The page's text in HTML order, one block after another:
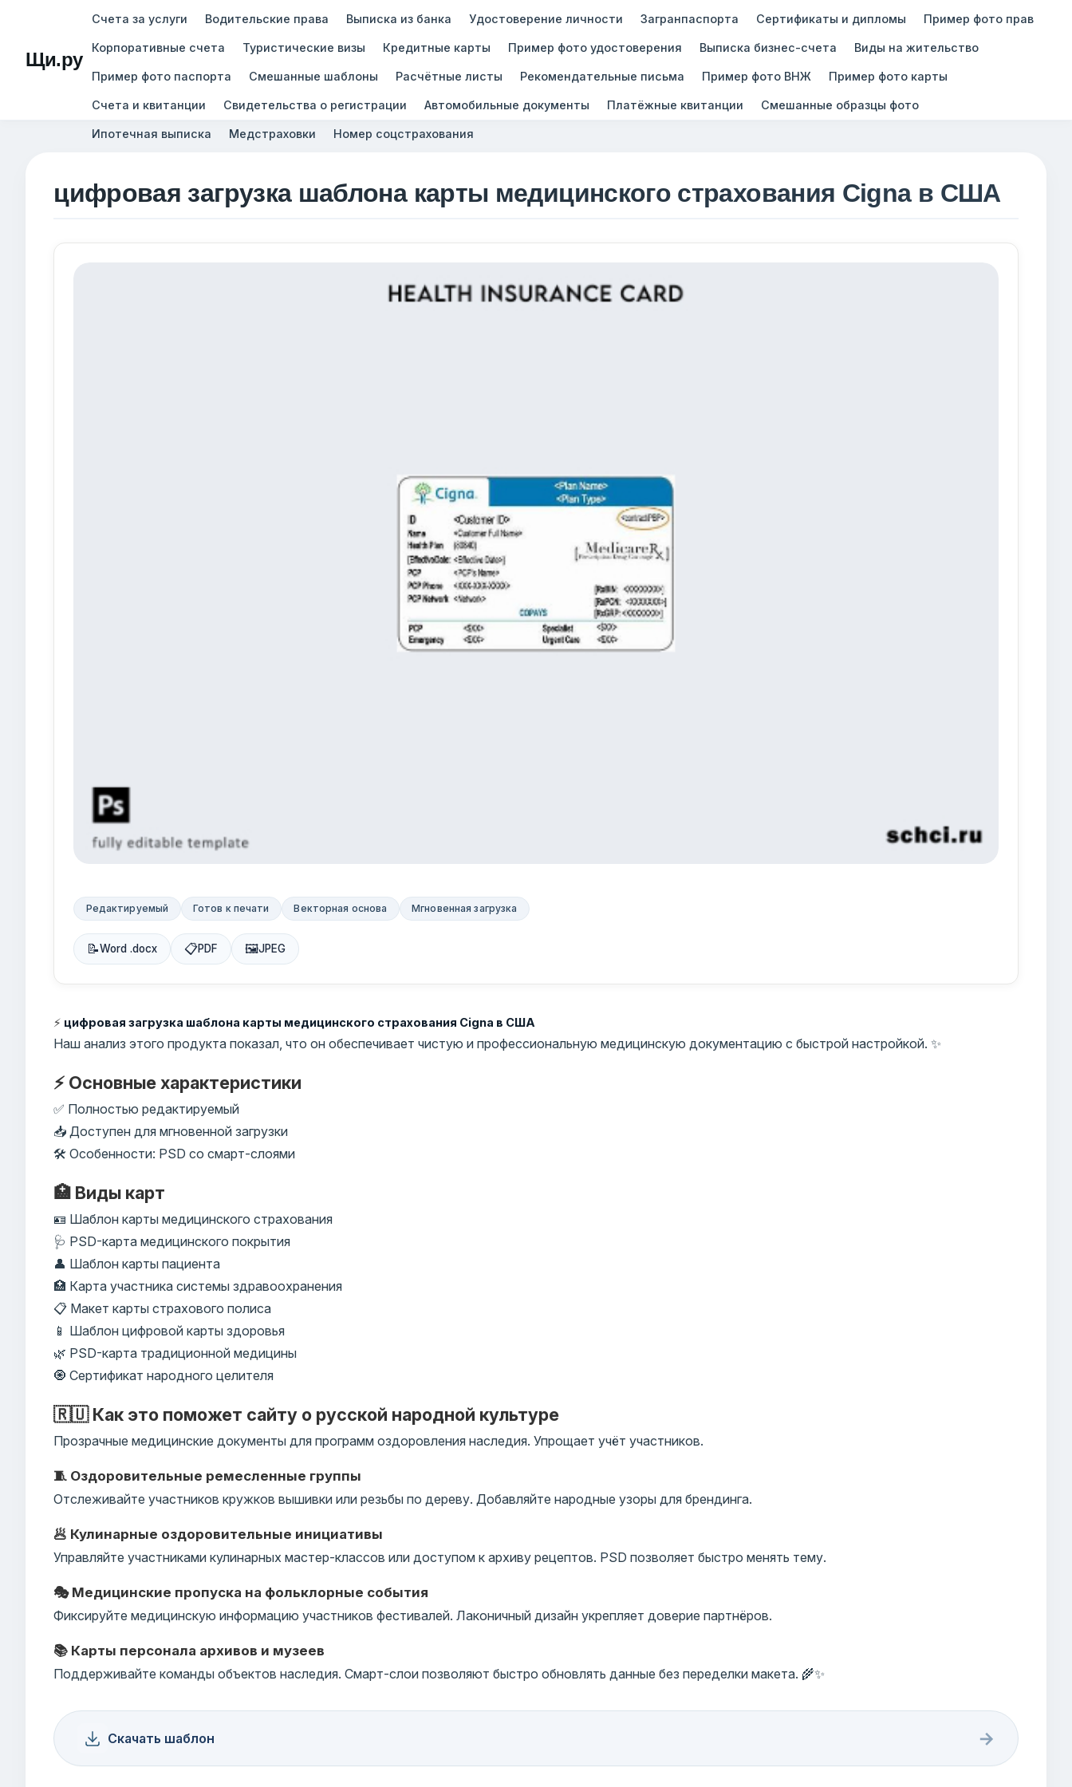
Щи.ру
Счета за услуги Водительские права Выписка из банка Удостоверение личности Загранпаспорта Сертификаты и дипломы Пример фото прав
Корпоративные счета Туристические визы Кредитные карты Пример фото удостоверения Выписка бизнес-счета Виды на жительство
Пример фото паспорта Смешанные шаблоны Расчётные листы Рекомендательные письма Пример фото ВНЖ Пример фото карты
Счета и квитанции Свидетельства о регистрации Автомобильные документы Платёжные квитанции Смешанные образцы фото
Ипотечная выписка Медстраховки Номер соцстрахования
цифровая загрузка шаблона карты медицинского страхования Cigna в США
Редактируемый Готов к печати Векторная основа Мгновенная загрузка
📝Word .docx 📋PDF 🖼JPEG
⚡ цифровая загрузка шаблона карты медицинского страхования Cigna в США
Наш анализ этого продукта показал, что он обеспечивает чистую и профессиональную медицинскую документацию с быстрой настройкой. ✨
⚡ Основные характеристики
✅ Полностью редактируемый
📥 Доступен для мгновенной загрузки
🛠️ Особенности: PSD со смарт-слоями
🏥 Виды карт
🪪 Шаблон карты медицинского страхования
🩺 PSD-карта медицинского покрытия
👤 Шаблон карты пациента
🏥 Карта участника системы здравоохранения
📋 Макет карты страхового полиса
📱 Шаблон цифровой карты здоровья
🌿 PSD-карта традиционной медицины
🧿 Сертификат народного целителя
🇷🇺 Как это поможет сайту о русской народной культуре
Прозрачные медицинские документы для программ оздоровления наследия. Упрощает учёт участников.
🧵 Оздоровительные ремесленные группы
Отслеживайте участников кружков вышивки или резьбы по дереву. Добавляйте народные узоры для брендинга.
🥟 Кулинарные оздоровительные инициативы
Управляйте участниками кулинарных мастер-классов или доступом к архиву рецептов. PSD позволяет быстро менять тему.
🎭 Медицинские пропуска на фольклорные события
Фиксируйте медицинскую информацию участников фестивалей. Лаконичный дизайн укрепляет доверие партнёров.
📚 Карты персонала архивов и музеев
Поддерживайте команды объектов наследия. Смарт-слои позволяют быстро обновлять данные без переделки макета. 🌾✨
Скачать шаблон →